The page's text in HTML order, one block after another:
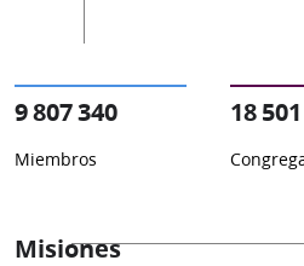
9 807 340
Miembros
18 501
Misiones